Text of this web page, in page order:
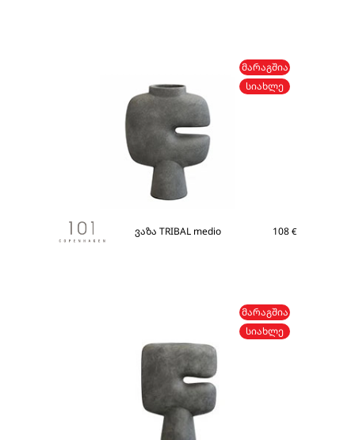
ᲛᲐᲠᲐᲒᲨᲘᲐ
ᲡᲘᲐᲮᲚᲔ
ვაზა TRIBAL medio 108 €
ᲛᲐᲠᲐᲒᲨᲘᲐ
ᲡᲘᲐᲮᲚᲔ